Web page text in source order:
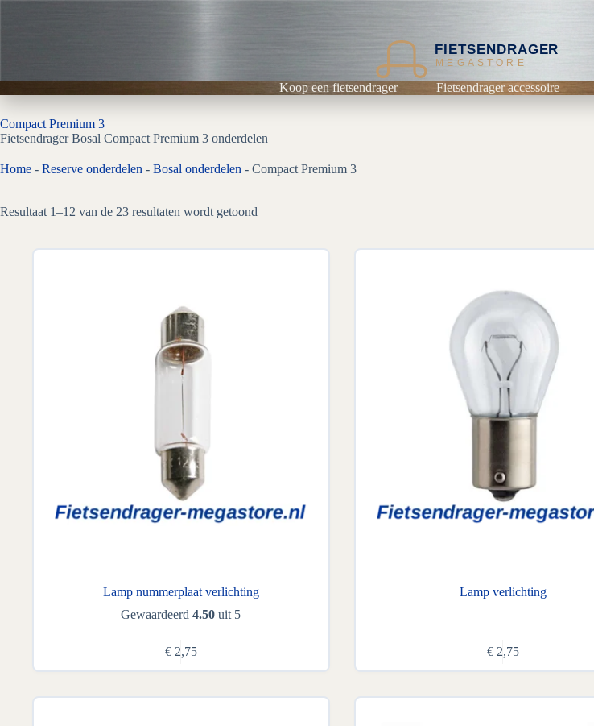
FIETSENDRAGER
MEGASTORE
Koop een fietsendrager Fietsendrager accessoire
Compact Premium 3
Fietsendrager Bosal Compact Premium 3 onderdelen
Home - Reserve onderdelen - Bosal onderdelen - Compact Premium 3
Resultaat 1–12 van de 23 resultaten wordt getoond
laag
Lamp nummerplaat verlichting
Gewaardeerd4.50 uit 5
€2,75
Lamp verlichting
€2,75